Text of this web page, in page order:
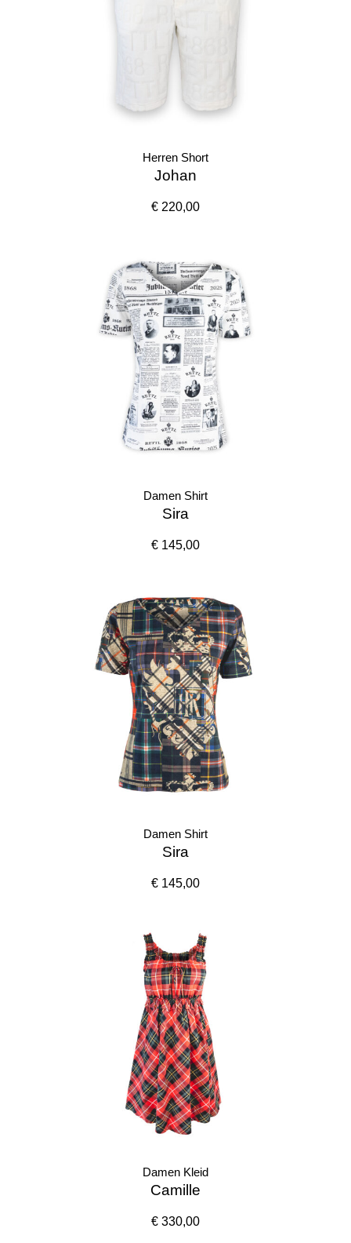
Herren Short
Johan
€ 220,00
Damen Shirt
Sira
€ 145,00
Damen Shirt
Sira
€ 145,00
Damen Kleid
Camille
€ 330,00